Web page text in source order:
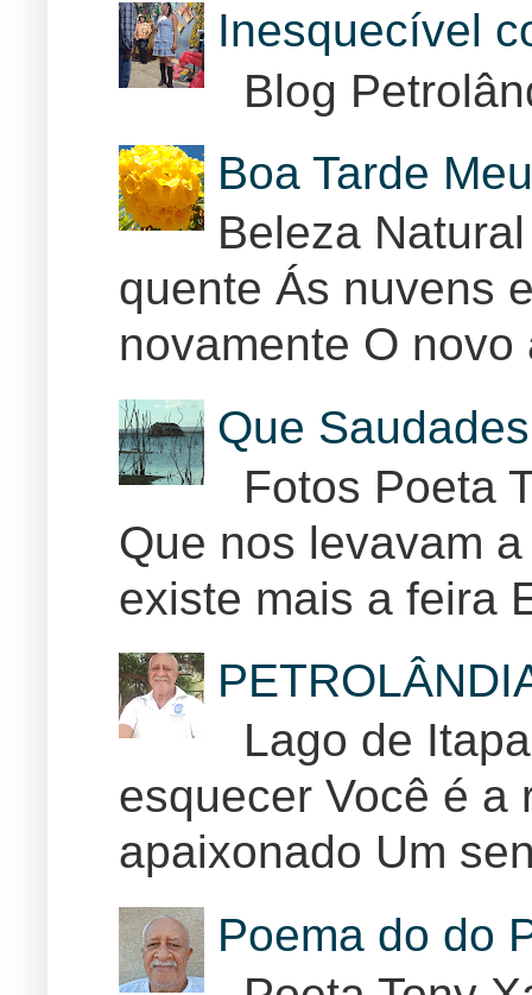
Inesquecível
Blog
Boa Tarde
Beleza
quente Ás nuvens
novamente O
Que
Fotos Poeta
Que nos levavam
existe mais a feira
Lago de
esquecer Você é a
apaixonado Um
Poema do do